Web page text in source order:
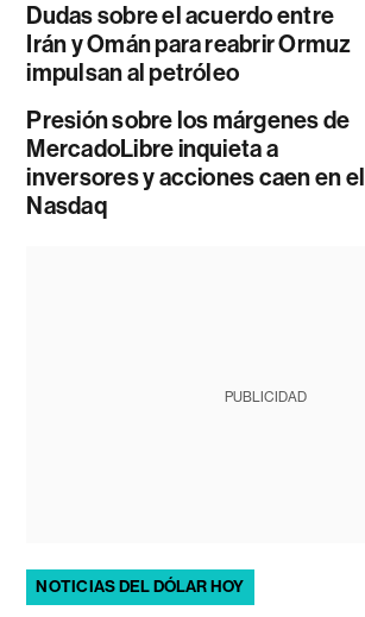
Dudas sobre el acuerdo entre
Irán y Omán para reabrir Ormuz
impulsan al petróleo
Presión sobre los márgenes de
MercadoLibre inquieta a
inversores y acciones caen en el
Nasdaq
PUBLICIDAD
NOTICIAS DEL DÓLAR HOY